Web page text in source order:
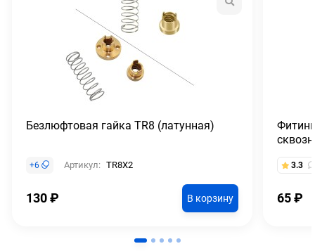
Безлюфтовая гайка TR8 (латунная)
+6 Артикул: TR8X2
130₽ В корзину
3.3
65₽